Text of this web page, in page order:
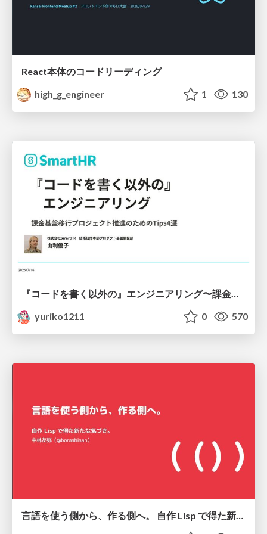
React本体のコードリーディング
high_g_engineer
1 130
yuriko1211
0 570
言語を使う側から、作る側へ。 自作 Lisp で得た新たな気づき。